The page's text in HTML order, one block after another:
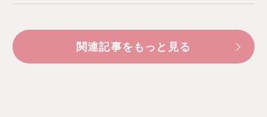
関連記事をもっと見る